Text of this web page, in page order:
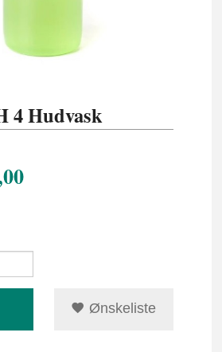
4 Hudvask
Ønskeliste